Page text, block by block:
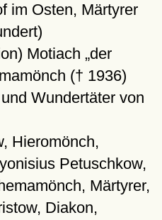
im Osten, Märtyrer
Motiach der
(† 1936)
Wundertäter von
Hieromönch,
Petuschkow,
Märtyrer,
Diakon,